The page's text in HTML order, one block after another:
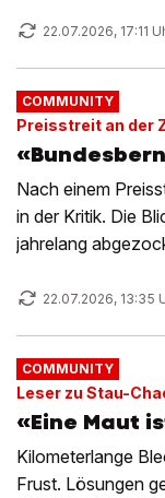
22.07.2026, 17:11
COMMUNITY
Preisstreit an der
Nach einem
in der Kritik. Die
jahrelang
22.07.2026, 13:35
COMMUNITY
Leser zu Stau-
«Eine Maut
Kilometerlange
Frust. Lösungen